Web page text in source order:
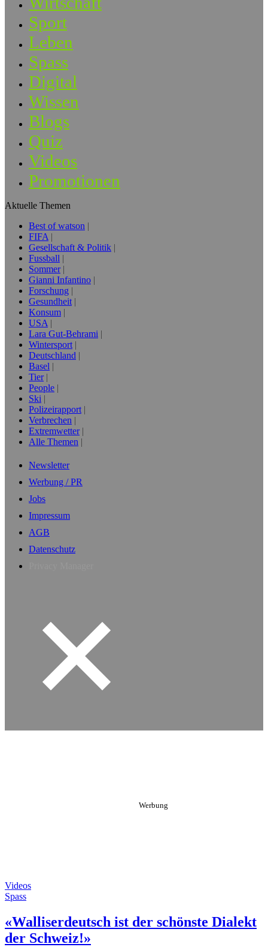
Sport
Leben
Spass
Digital
Wissen
Blogs
Quiz
Videos
Promotionen
Aktuelle Themen
Best of watson
FIFA
Gesellschaft & Politik
Fussball
Sommer
Gianni Infantino
Forschung
Gesundheit
Konsum
USA
Lara Gut-Behrami
Wintersport
Deutschland
Basel
Tier
People
Ski
Polizeirapport
Verbrechen
Extremwetter
Alle Themen
Newsletter
Werbung / PR
Jobs
Impressum
AGB
Datenschutz
Videos
Spass
«Walliserdeutsch ist der schönste Dialekt
der Schweiz!»